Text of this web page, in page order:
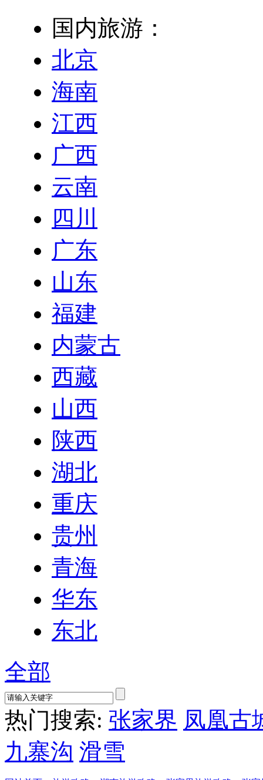
国内旅游：
北京
海南
江西
广西
云南
四川
广东
山东
福建
内蒙古
西藏
山西
陕西
湖北
重庆
贵州
青海
华东
东北
全部
热门搜索: 张家界 凤凰古
九寨沟 滑雪